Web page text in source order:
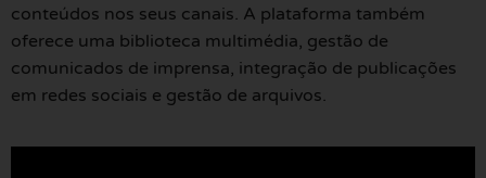
conteúdos nos seus canais. A plataforma também
oferece uma biblioteca multimédia, gestão de
comunicados de imprensa, integração de publicações
em redes sociais e gestão de arquivos.